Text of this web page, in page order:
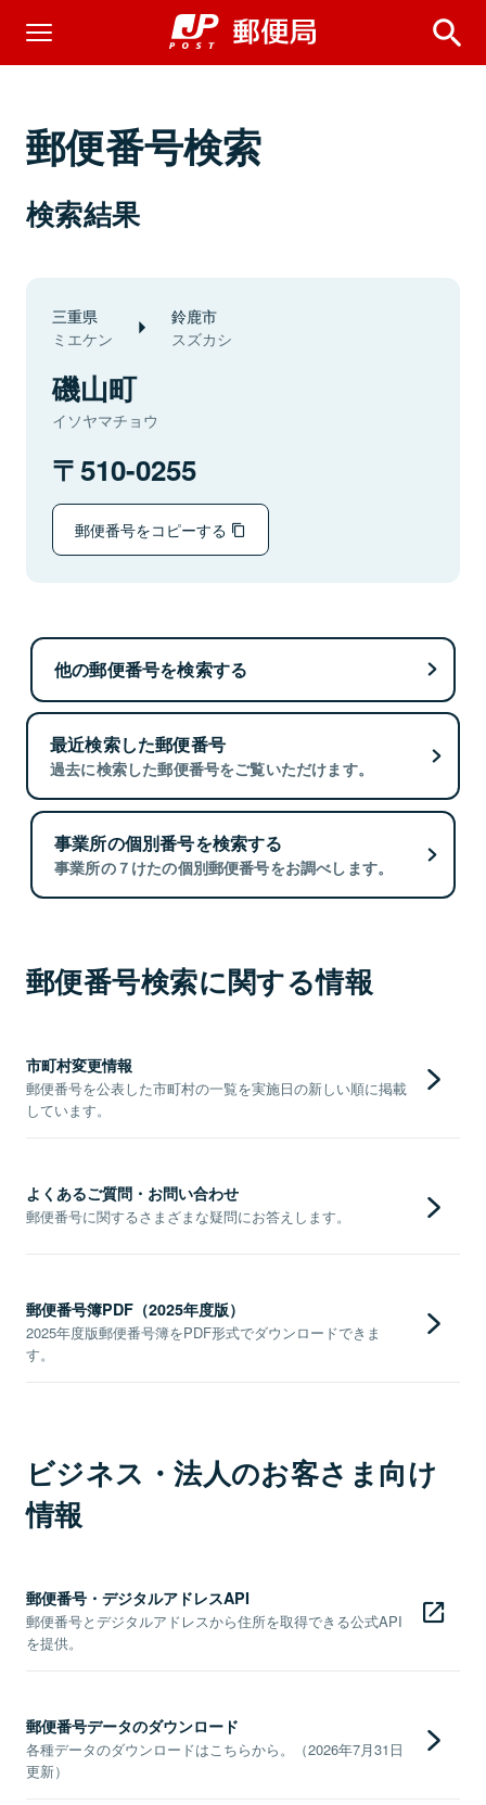
郵便番号検索
検索結果
三重県
ミエケン
鈴鹿市
スズカシ
磯山町
イソヤマチョウ
510-0255
郵便番号をコピーする
他の郵便番号を検索する
最近検索した郵便番号
過去に検索した郵便番号をご覧いただけます。
事業所の個別番号を検索する
事業所の７けたの個別郵便番号をお調べします。
郵便番号検索に関する情報
市町村変更情報
郵便番号を公表した市町村の一覧を実施日の新しい順に掲載
しています。
よくあるご質問・お問い合わせ
郵便番号に関するさまざまな疑問にお答えします。
郵便番号簿PDF（2025年度版）
2025年度版郵便番号簿をPDF形式でダウンロードできま
す。
ビジネス・法人のお客さま向け
情報
郵便番号・デジタルアドレスAPI
郵便番号とデジタルアドレスから住所を取得できる公式API
を提供。
郵便番号データのダウンロード
各種データのダウンロードはこちらから。（2026年7月31日
更新）